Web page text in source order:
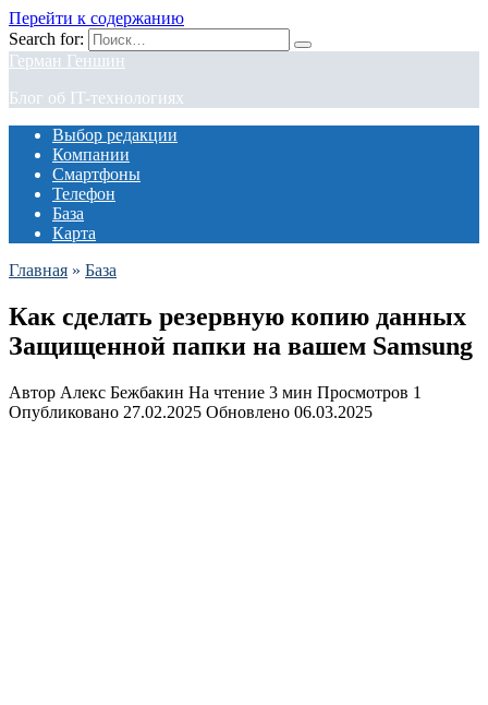
Перейти к содержанию
Search for:
Герман Геншин
Блог об IT-технологиях
Выбор редакции
Компании
Смартфоны
Телефон
База
Карта
Главная » База
Как сделать резервную копию данных
Защищенной папки на вашем Samsung
Автор Алекс Бежбакин На чтение 3 мин Просмотров 1
Опубликовано 27.02.2025 Обновлено 06.03.2025